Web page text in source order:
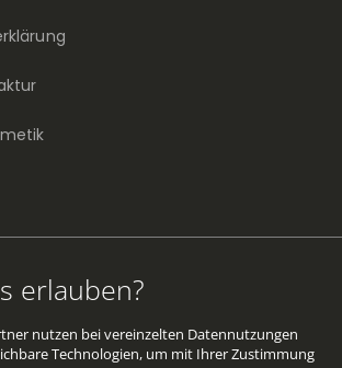
erlauben?
nutzen bei vereinzelten Datennutzungen
Technologien, um mit Ihrer Zustimmung
YouTube
(öffnet
Pinterest
(öffnet(öffnet